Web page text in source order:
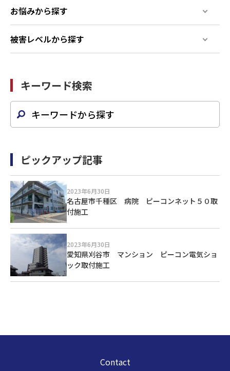
お悩みから探す
被害レベルから探す
キーワード検索
ピックアップ記事
2023年6月30日
名古屋市千種区 病院 ピーコンネット５０取
付施工
2023年6月30日
愛知県刈谷市 マンション ピーコン電気ショ
ック取付施工
Contact